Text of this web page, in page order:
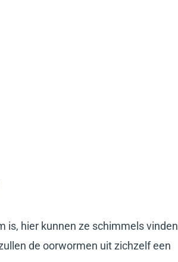
is, hier kunnen ze schimmels vinden
de oorwormen uit zichzelf een